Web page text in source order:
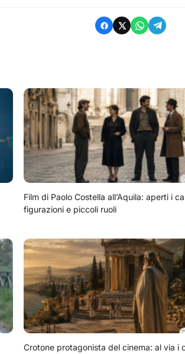
Film di Paolo Costella all’Aquila: aperti i
figurazioni e piccoli ruoli
Crotone protagonista del cinema: al via i